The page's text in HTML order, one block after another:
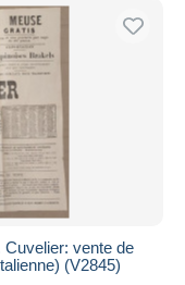
vente de
(V2845)